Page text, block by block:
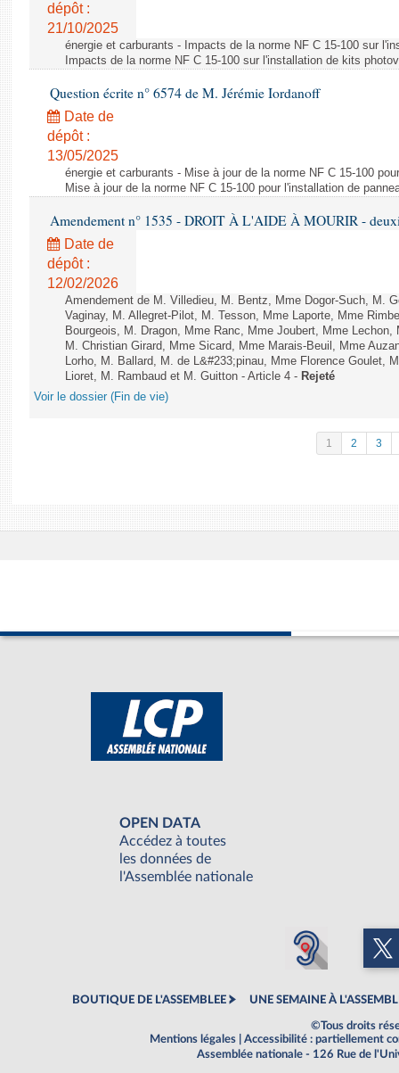
dépôt :
21/10/2025
énergie et carburants - Impacts de la norme NF C 15-100 sur
Impacts de la norme NF C 15-100 sur l'installation de kits
Question écrite n° 6574 de M. Jérémie Iordanoff
Date de
dépôt :
13/05/2025
énergie et carburants - Mise à jour de la norme NF C 15-100
Mise à jour de la norme NF C 15-100 pour l'installation de
Amendement n° 1535 - DROIT À L'AIDE À MOURIR -
Date de
dépôt :
12/02/2026
Amendement de M. Villedieu, M. Bentz, Mme Dogor-Such, M.
Vaginay, M. Allegret-Pilot, M. Tesson, Mme Laporte, Mme
Bourgeois, M. Dragon, Mme Ranc, Mme Joubert, Mme
M. Christian Girard, Mme Sicard, Mme Marais-Beuil, Mme
Lorho, M. Ballard, M. de L&#233;pinau, Mme Florence Goulet,
Lioret, M. Rambaud et M. Guitton - Article 4 - Rejeté
Voir le dossier (Fin de vie)
1 2 3
OPEN DATA
Accédez à toutes
les données de
l'Assemblée nationale
BOUTIQUE DE L'ASSEMBLEE UNE SEMAINE À
©Tous droits
Mentions légales
Accessibilité : partiellement
Assemblée nationale - 126 Rue de